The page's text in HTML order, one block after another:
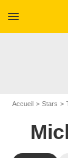
menu
Accueil Stars